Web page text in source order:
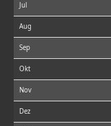
Jul
Aug
Sep
Okt
Nov
Dez